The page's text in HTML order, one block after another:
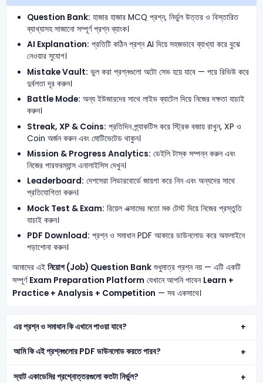
Question Bank: হাজার হাজার MCQ প্রশ্ন, নির্ভুল উত্তর ও বিস্তারিত
ব্যাখ্যাসহ সাজানো সম্পূর্ণ প্রশ্ন ব্যাংক।
AI Explanation: প্রতিটি কঠিন প্রশ্ন AI দিয়ে সহজভাবে ব্যাখ্যা করে বুঝে
নেওয়ার সুযোগ।
Mistake Vault: ভুল করা প্রশ্নগুলো অটো সেভ হয়ে যাবে — পরে রিভিউ করে
দুর্বলতা দূর করুন।
Battle Mode: অন্য ইউজারদের সাথে লাইভ ব্যাটেল দিয়ে নিজের দক্ষতা যাচাই
করুন।
Streak, XP & Coins: প্রতিদিন প্র্যাকটিস করে স্ট্রিক বজায় রাখুন, XP ও
Coin অর্জন করুন এবং মোটিভেটেড থাকুন।
Mission & Progress Analytics: ডেইলি টাস্ক সম্পন্ন করুন এবং
নিজের পারফরম্যান্স এনালাইসিস দেখুন।
Leaderboard: দেশসেরা লিডারবোর্ডে জায়গা করে নিন এবং অন্যদের সাথে
প্রতিযোগিতা করুন।
Mock Test & Exam: রিয়েল এক্সামের মতো মক টেস্ট দিয়ে নিজের প্রস্তুতি
যাচাই করুন।
PDF Download: প্রশ্ন ও সমাধান PDF আকারে ডাউনলোড করে অফলাইনে
পড়াশোনা করুন।
আমাদের এই নিয়োগ (Job) Question Bankশুধুমাত্র প্রশ্ন নয় — এটি একটি
সম্পূর্ণ Exam Preparation Platform যেখানে আপনি পাবেন Learn +
Practice + Analysis + Competition — সব একসাথে।
এর প্রশ্ন ও সমাধান কি এখানে পাওয়া যাবে?
আমি কি এই প্রশ্নগুলোর PDF ডাউনলোড করতে পারব?
স্যাট একাডেমির প্রশ্নোত্তরগুলো কতটা নির্ভুল?